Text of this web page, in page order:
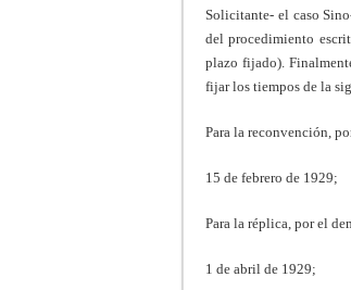
Solicitante- el caso
del procedimiento
plazo fijado).
fijar los tiempos de la
Para la reconvención,
15 de febrero de 1929;
Para la réplica, por el
1 de abril de 1929;